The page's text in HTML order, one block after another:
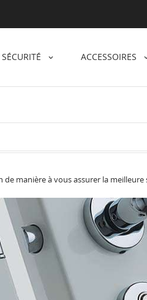
ACCESSOIRES
manière à vous assurer la